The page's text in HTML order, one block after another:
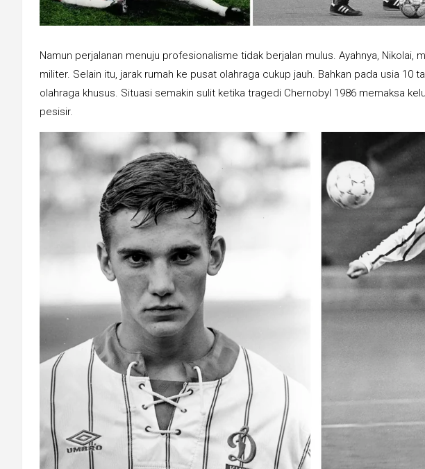
Namun perjalanan menuju profesionalisme tidak berjalan mulus. Ayahnya, Nikolai,
militer. Selain itu, jarak rumah ke pusat olahraga cukup jauh. Bahkan pada usia 10
olahraga khusus. Situasi semakin sulit ketika tragedi Chernobyl 1986 memaksa
pesisir.